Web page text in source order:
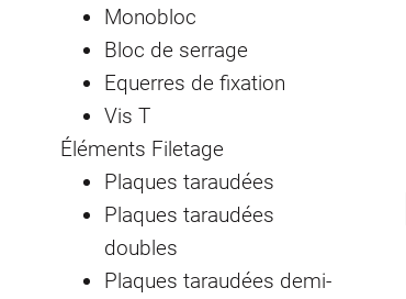
Monobloc
Bloc de serrage
Equerres de fixation
Vis T
Éléments Filetage
Plaques taraudées
Plaques taraudées
doubles
Plaques taraudées demi-